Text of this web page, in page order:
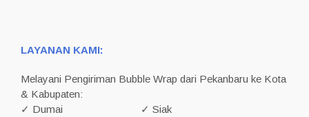
LAYANAN KAMI:
Melayani Pengiriman Bubble Wrap dari Pekanbaru ke Kota
& Kabupaten:
✓ Dumai
✓ Siak